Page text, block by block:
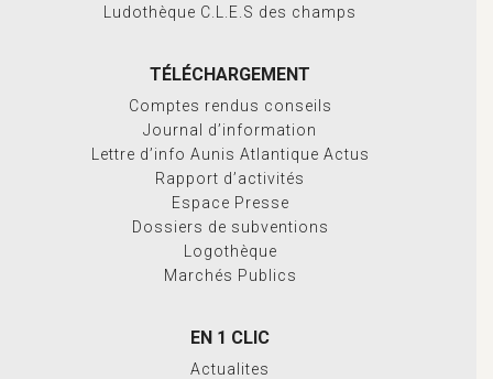
Ludothèque C.L.E.S des champs
TÉLÉCHARGEMENT
Comptes rendus conseils
Journal d’information
Lettre d’info Aunis Atlantique Actus
Rapport d’activités
Espace Presse
Dossiers de subventions
Logothèque
Marchés Publics
EN 1 CLIC
Actualites